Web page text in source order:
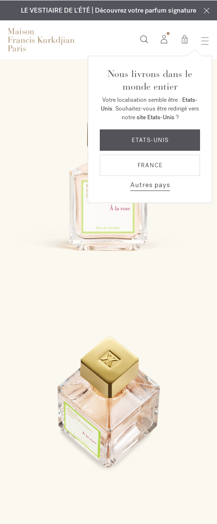
EXCLUSIF | Découvrez le nouveau parfum OUD
velvet mood
dans votre commande*
GRAVURE OFFERTE | Sur tous les parfums et huiles pour le
corps jusqu'au 9 août
LE VESTIAIRE DE L'ÉTÉ | Découvrez votre parfum signature
0
Nous livrons dans le
monde entier
Votre localisation semble être : Etats-
Unis. Souhaitez-vous être redirigé vers
notresite Etats-Unis?
ETATS-UNIS
FRANCE
Autres pays